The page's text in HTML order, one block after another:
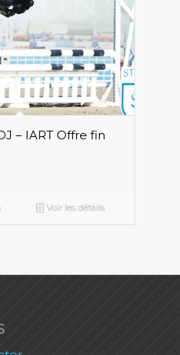
– IART Offre fin
Voir les détails